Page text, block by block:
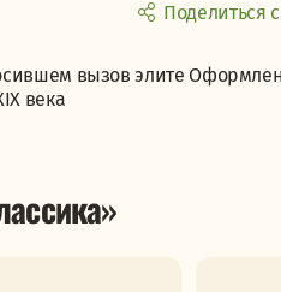
Поделиться
вызов элите
века